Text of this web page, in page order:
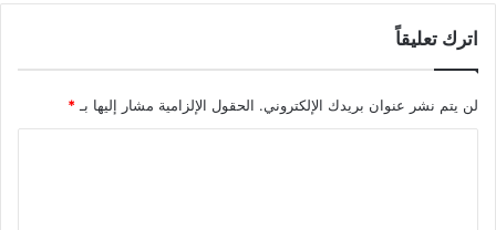
اترك تعليقاً
لن يتم نشر عنوان بريدك الإلكتروني. الحقول الإلزامية مشار إليها بـ *